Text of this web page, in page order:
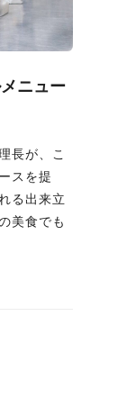
ニュー
長が、こ
スを提
る出来立
美食でも